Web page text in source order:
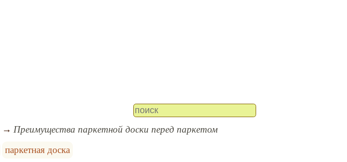
Преимущества паркетной доски перед паркетом
паркетная доска